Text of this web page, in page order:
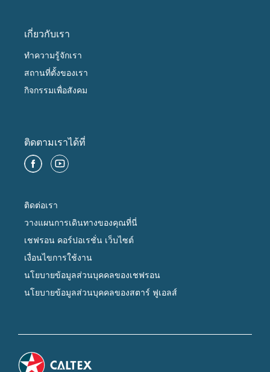
เกี่ยวกับเรา
ทำความรู้จักเรา
สถานที่ตั้งของเรา
กิจกรรมเพื่อสังคม
ติดตามเราได้ที่
ติดต่อเรา
วางแผนการเดินทางของคุณที่นี่
เชฟรอน คอร์ปอเรชั่น เว็บไซต์
เงื่อนไขการใช้งาน
นโยบายข้อมูลส่วนบุคคลของเชฟรอน
นโยบายข้อมูลส่วนบุคคลของสตาร์ ฟูเอลส์